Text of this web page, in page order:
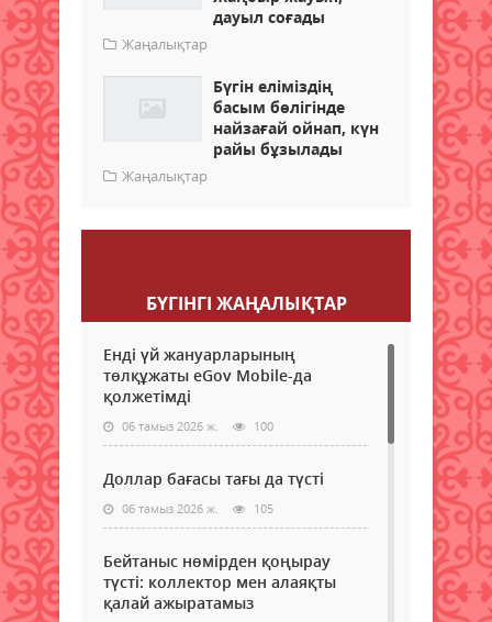
дауыл соғады
Жаңалықтар
Бүгін еліміздің
басым бөлігінде
найзағай ойнап, күн
райы бұзылады
Жаңалықтар
БҮГІНГI ЖАҢАЛЫҚТАР
Енді үй жануарларының
төлқұжаты eGov Mobile-да
қолжетімді
06 тамыз 2026 ж. 100
Доллар бағасы тағы да түсті
06 тамыз 2026 ж. 105
Бейтаныс нөмірден қоңырау
түсті: коллектор мен алаяқты
қалай ажыратамыз